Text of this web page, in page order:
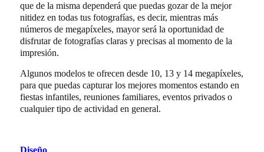
que de la misma dependerá que puedas gozar de la mejor
nitidez en todas tus fotografías, es decir, mientras más
números de megapíxeles, mayor será la oportunidad de
disfrutar de fotografías claras y precisas al momento de la
impresión.
Algunos modelos te ofrecen desde 10, 13 y 14 megapíxeles,
para que puedas capturar los mejores momentos estando en
fiestas infantiles, reuniones familiares, eventos privados o
cualquier tipo de actividad en general.